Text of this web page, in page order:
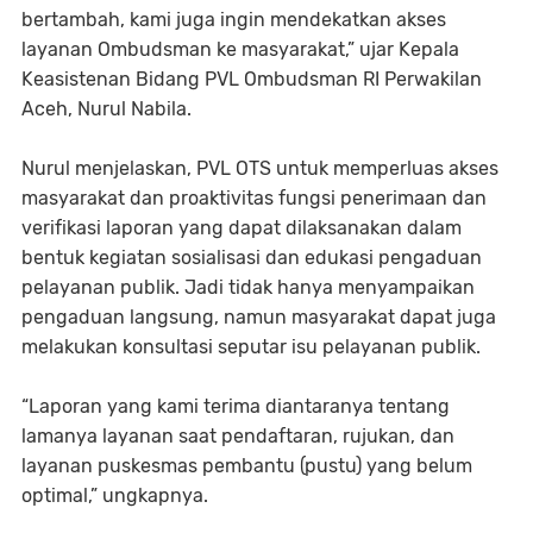
bertambah, kami juga ingin mendekatkan akses
layanan Ombudsman ke masyarakat,” ujar Kepala
Keasistenan Bidang PVL Ombudsman RI Perwakilan
Aceh, Nurul Nabila.
Nurul menjelaskan, PVL OTS untuk memperluas akses
masyarakat dan proaktivitas fungsi penerimaan dan
verifikasi laporan yang dapat dilaksanakan dalam
bentuk kegiatan sosialisasi dan edukasi pengaduan
pelayanan publik. Jadi tidak hanya menyampaikan
pengaduan langsung, namun masyarakat dapat juga
melakukan konsultasi seputar isu pelayanan publik.
“Laporan yang kami terima diantaranya tentang
lamanya layanan saat pendaftaran, rujukan, dan
layanan puskesmas pembantu (pustu) yang belum
optimal,” ungkapnya.